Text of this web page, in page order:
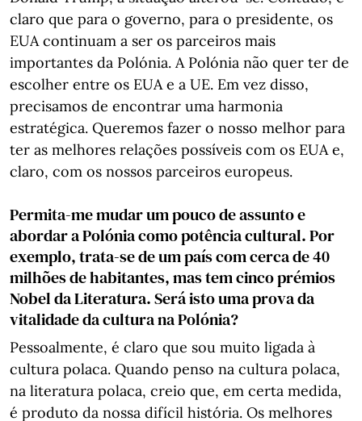
claro que para o governo, para o presidente, os
EUA continuam a ser os parceiros mais
importantes da Polónia. A Polónia não quer ter de
escolher entre os EUA e a UE. Em vez disso,
precisamos de encontrar uma harmonia
estratégica. Queremos fazer o nosso melhor para
ter as melhores relações possíveis com os EUA e,
claro, com os nossos parceiros europeus.
Permita-me mudar um pouco de assunto e
abordar a Polónia como potência cultural. Por
exemplo, trata-se de um país com cerca de 40
milhões de habitantes, mas tem cinco prémios
Nobel da Literatura. Será isto uma prova da
vitalidade da cultura na Polónia?
Pessoalmente, é claro que sou muito ligada à
cultura polaca. Quando penso na cultura polaca,
na literatura polaca, creio que, em certa medida,
é produto da nossa difícil história. Os melhores